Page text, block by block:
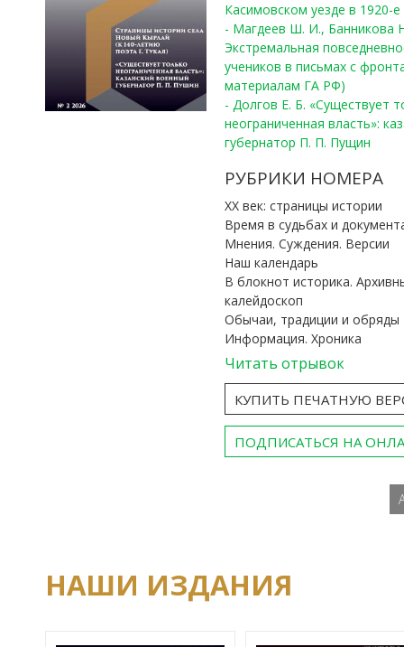
Касимовском уезде в 1920-е
- Магдеев Ш. И., Банникова
Экстремальная
учеников в письмах с
материалам ГА РФ)
- Долгов Е. Б. «Существует
неограниченная власть»:
губернатор П. П. Пущин
РУБРИКИ НОМЕРА
ХХ век: страницы истории
Время в судьбах и
Мнения. Суждения. Версии
Наш календарь
В блокнот историка.
калейдоскоп
Обычаи, традиции и обряды
Информация. Хроника
Читать отрывок
КУПИТЬ ПЕЧАТНУЮ
ПОДПИСАТЬСЯ НА
НАШИ ИЗДАНИЯ